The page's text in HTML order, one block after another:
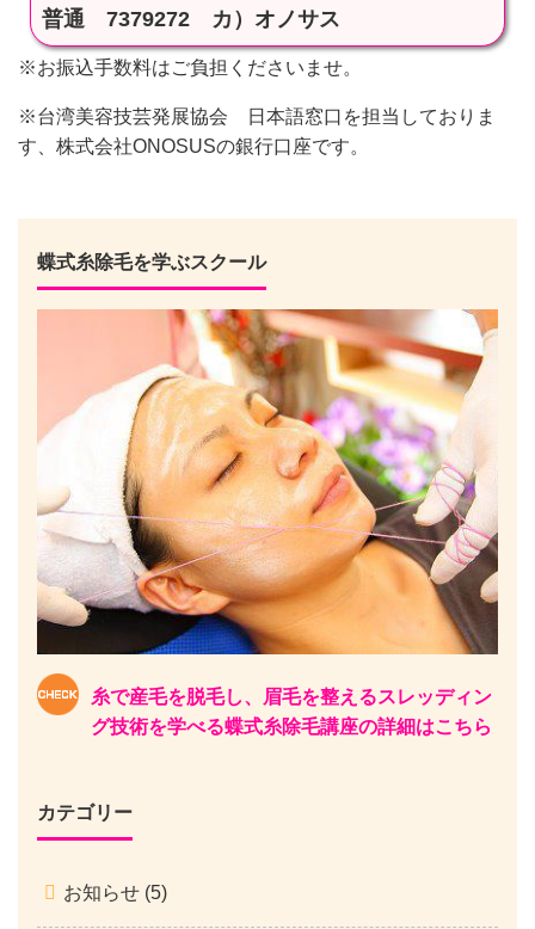
普通 7379272 カ）オノサス
※お振込手数料はご負担くださいませ。
※台湾美容技芸発展協会 日本語窓口を担当しておりま
す、株式会社ONOSUSの銀行口座です。
蝶式糸除毛を学ぶスクール
糸で産毛を脱毛し、眉毛を整えるスレッディン
グ技術を学べる蝶式糸除毛講座の詳細はこちら
カテゴリー
お知らせ (5)